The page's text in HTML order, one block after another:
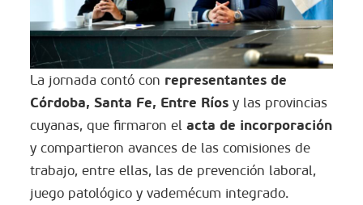
La jornada contó con representantes de
Córdoba, Santa Fe, Entre Ríosy las provincias
cuyanas, que firmaron el acta de incorporación
y compartieron avances de las comisiones de
trabajo, entre ellas, las de prevención laboral,
juego patológico y vademécum integrado.